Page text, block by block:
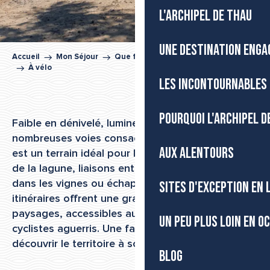
L'ARCHIPEL DE THAU
UNE DESTINATION
LES
POURQUOI L'ARCHIPEL
AUX ALENTOURS
SITES D'EXCEPTION EN
UN PEU PLUS LOIN EN
BLOG
Accueil Mon Séjour
Que faire dans l’Archipel de Thau
À vélo
Faible en dénivelé, lumineuse et traversée par de
nombreuses voies consacrées, l’Archipel de Thau
est un terrain idéal pour la pratique du vélo. Tour
de la lagune, liaisons entre villages, escapades
dans les vignes ou échappées sur le littoral : les
itinéraires offrent une grande diversité de
paysages, accessibles aux familles comme aux
cyclistes aguerris. Une façon active et durable de
découvrir le territoire à son rythme.